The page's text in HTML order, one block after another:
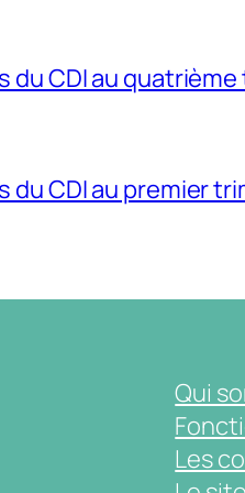
du CDI au
du CDI au premier
Qui
Les